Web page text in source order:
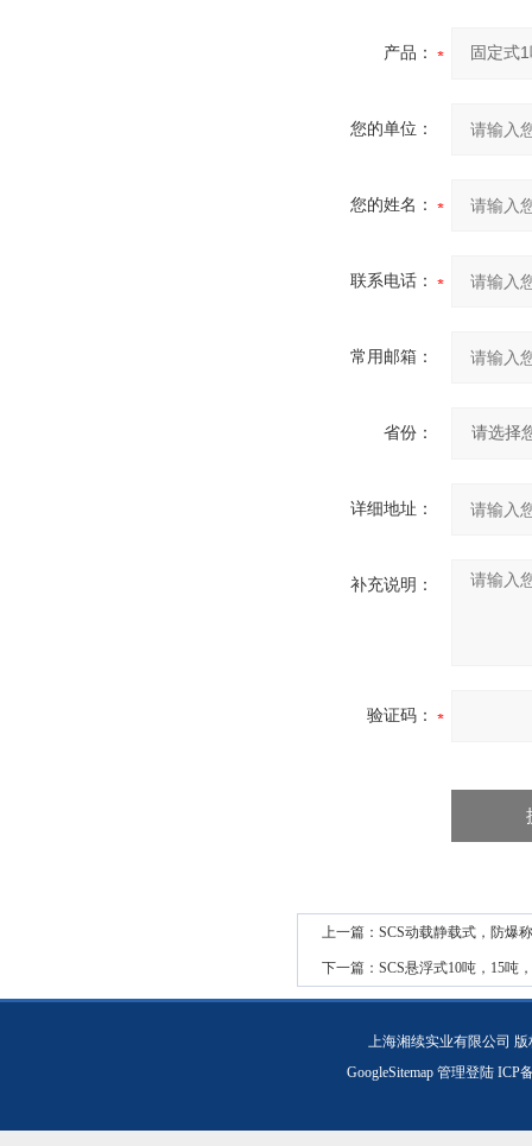
产品：
您的单位：
您的姓名：
联系电话：
常用邮箱：
省份：
详细地址：
补充说明：
验证码：
上一篇： SCS动载静载式，防爆
下一篇： SCS悬浮式10吨，15吨
上海湘续实业有限公司
GoogleSitemap 管理登陆ICP